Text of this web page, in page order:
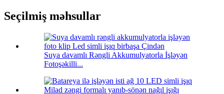
Seçilmiş məhsullar
Suya davamlı Rəngli Akkumulyatorla İşləyən
Fotoşəkilli...